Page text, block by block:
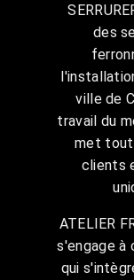
des
ville de
travail du
met tout
clients
ATELIER
s'engage à
qui